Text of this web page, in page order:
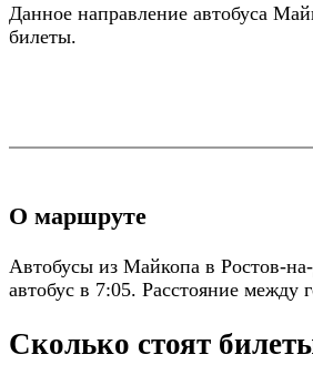
Данное направление автобуса
билеты.
О маршруте
Автобусы из Майкопа в Ростов-
автобус в 7:05. Расстояние
Сколько стоят